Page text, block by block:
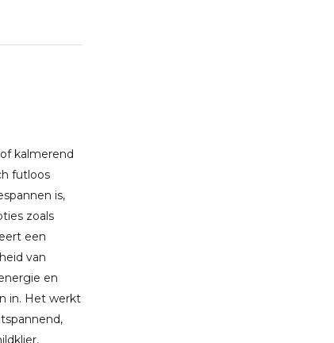
kalmerend
futloos
is,
zoals
een
van
en
in. Het werkt